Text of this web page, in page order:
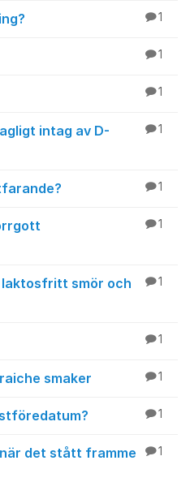
1
1
1
intag av D-
1
1
1
smör och
1
1
smaker 1
1
det stått framme
1